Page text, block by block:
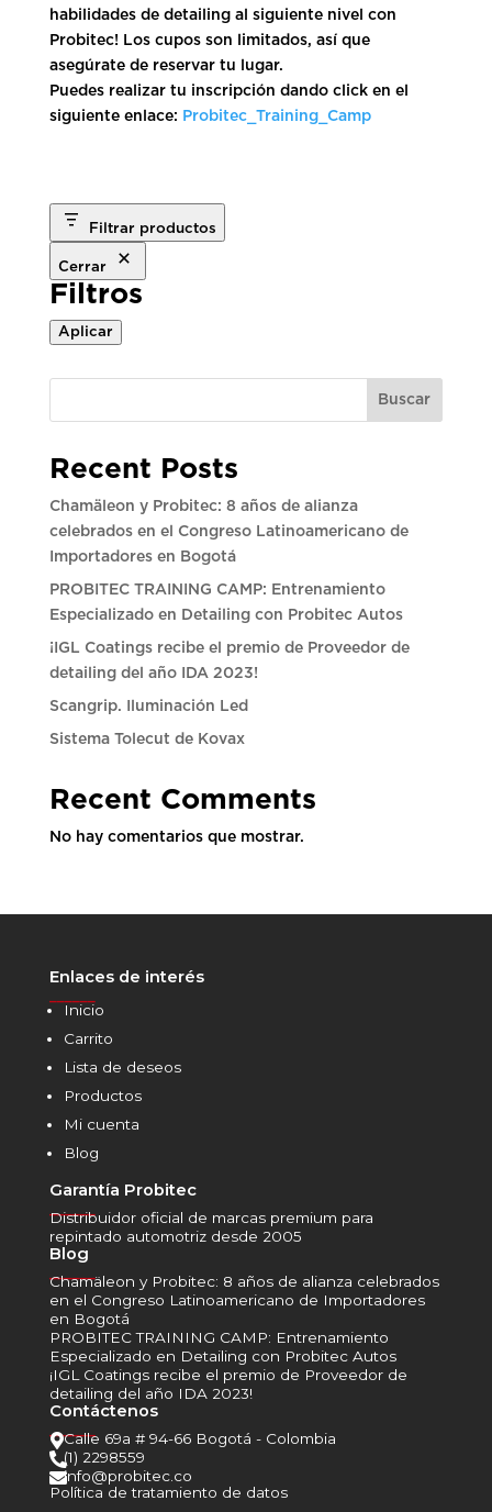
habilidades de detailing al siguiente nivel con
Probitec! Los cupos son limitados, así que
asegúrate de reservar tu lugar.
Puedes realizar tu inscripción dando click en el
siguiente enlace: Probitec_Training_Camp
Filtrar productos
Cerrar
Filtros
Aplicar
Buscar
Recent Posts
Chamäleon y Probitec: 8 años de alianza
celebrados en el Congreso Latinoamericano de
Importadores en Bogotá
PROBITEC TRAINING CAMP: Entrenamiento
Especializado en Detailing con Probitec Autos
¡IGL Coatings recibe el premio de Proveedor de
detailing del año IDA 2023!
Scangrip. Iluminación Led
Sistema Tolecut de Kovax
Recent Comments
No hay comentarios que mostrar.
Enlaces de interés
Inicio
Carrito
Lista de deseos
Productos
Mi cuenta
Blog
Garantía Probitec
______
Distribuidor oficial de marcas premium para
repintado automotriz desde 2005
Blog
______
Chamäleon y Probitec: 8 años de alianza celebrados
en el Congreso Latinoamericano de Importadores
en Bogotá
PROBITEC TRAINING CAMP: Entrenamiento
Especializado en Detailing con Probitec Autos
¡IGL Coatings recibe el premio de Proveedor de
detailing del año IDA 2023!
Contáctenos
______
Calle 69a # 94-66 Bogotá - Colombia
(1) 2298559
info@probitec.co
Política de tratamiento de datos